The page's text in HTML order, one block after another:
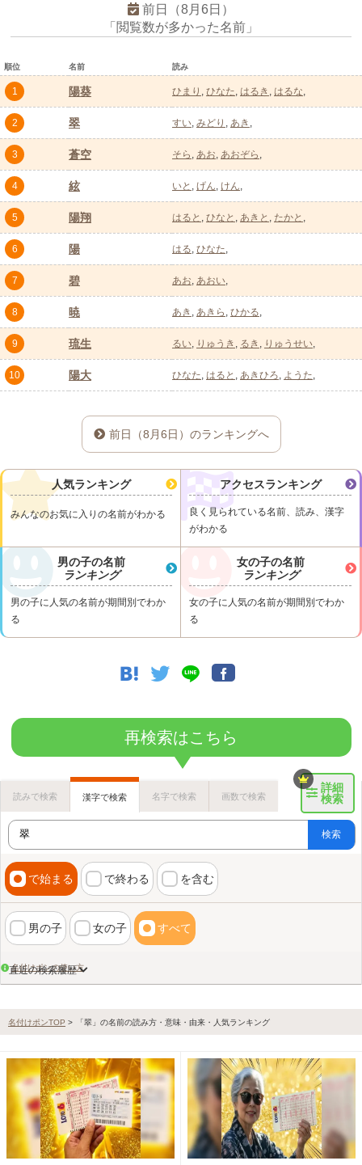
前日（8月6日）
「閲覧数が多かった名前」
順位 名前 読み
1 陽葵 ひまり ひなた はるき はるな
2 翠 すい みどり あき
3 蒼空 そら あお あおぞら
4 絃 いと げん けん
5 陽翔 はると ひなと あきと たかと
6 陽 はる ひなた
7 碧 あお あおい
8 暁 あき あきら ひかる
9 琉生 るい りゅうき るき りゅうせい
10 陽大 ひなた はると あきひろ ようた
前日（8月6日）のランキングへ
人気ランキング
みんなのお気に入りの名前がわかる
アクセスランキング
良く見られている名前、読み、漢字
がわかる
男の子の名前
ランキング
男の子に人気の名前が期間別でわか
る
女の子の名前
ランキング
女の子に人気の名前が期間別でわか
る
再検索はこちら
詳細
検索
読みで検索 漢字で検索 名字で検索 画数で検索
検索
で始まる で終わる を含む
男の子 女の子 すべて
名付けポンの使い方
直近の検索履歴
名付けポンTOP > 「翠」の名前の読み方・意味・由来・人気ランキング